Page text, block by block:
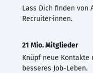
Lass Dich finden von
Recruiter·innen.
21 Mio. Mitglieder
Knüpf neue
besseres Job-Leben.